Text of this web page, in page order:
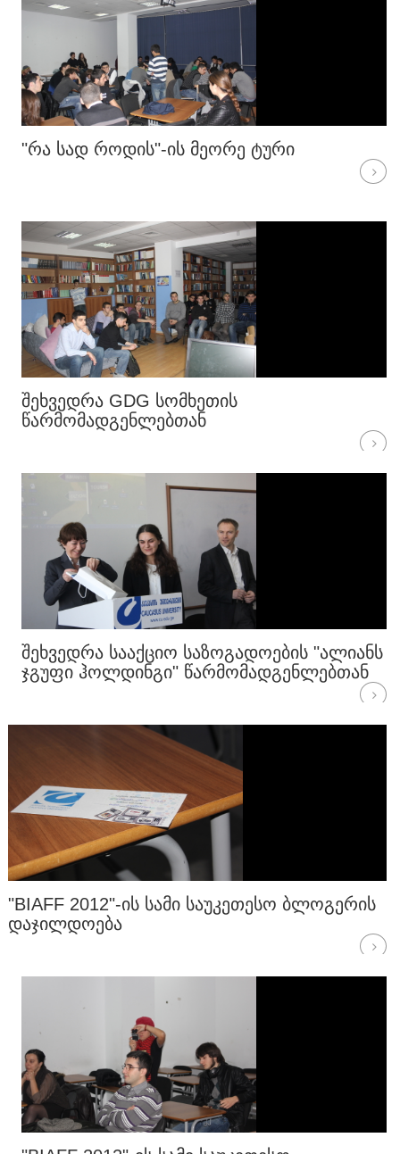
"ᲠᲐ ᲡᲐᲓ ᲠᲝᲓᲘᲡ"-ᲘᲡ ᲛᲔᲝᲠᲔ ᲢᲣᲠᲘ
ᲨᲔᲮᲕᲔᲓᲠᲐ GDG ᲡᲝᲛᲮᲔᲗᲘᲡ
ᲬᲐᲠᲛᲝᲛᲐᲓᲒᲔᲜᲚᲔᲑᲗᲐᲜ
ᲨᲔᲮᲕᲔᲓᲠᲐ ᲡᲐᲐᲥᲪᲘᲝ ᲡᲐᲖᲝᲒᲐᲓᲝᲔᲑᲘᲡ "ᲐᲚᲘᲐᲜᲡ
ᲯᲒᲣᲤᲘ ᲰᲝᲚᲓᲘᲜᲒᲘ" ᲬᲐᲠᲛᲝᲛᲐᲓᲒᲔᲜᲚᲔᲑᲗᲐᲜ
"BIAFF 2012"-ᲘᲡ ᲡᲐᲛᲘ ᲡᲐᲣᲙᲔᲗᲔᲡᲝ ᲑᲚᲝᲒᲔᲠᲘᲡ
ᲓᲐᲯᲘᲚᲓᲝᲔᲑᲐ